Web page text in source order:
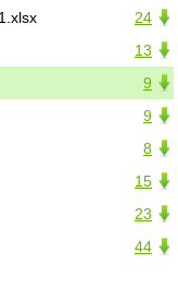
24
13
9
9
8
15
23
44